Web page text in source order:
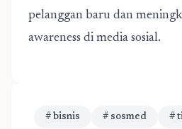
pelanggan baru dan
awareness di media sosial.
# bisnis # sosmed #